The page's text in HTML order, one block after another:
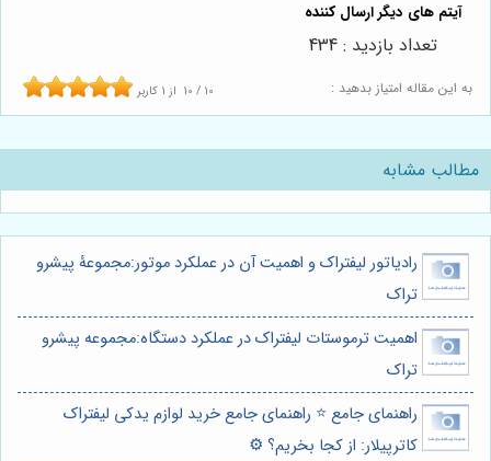
به این مقاله امتیاز بدهید : 10 / 10 از 1 کاربر
تعداد بازدید : 434
مطالب مشابه
رادیاتور لیفتراک و اهمیت آن در عملکرد موتور:مجموعۀ پیشرو
تراک
اهمیت ترموستات لیفتراک در عملکرد دستگاه:مجموعه پیشرو
تراک
راهنمای جامع ⭐️ راهنمای جامع خرید لوازم یدکی لیفتراک
کاترپیلار: از کجا بخریم؟ ⚙️